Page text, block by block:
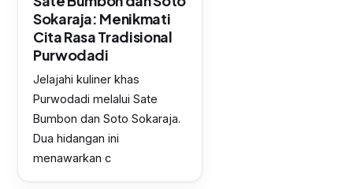
Sokaraja: Menikmati
Cita Rasa Tradisional
Purwodadi
Jelajahi kuliner khas
Purwodadi melalui Sate
Bumbon dan Soto Sokaraja.
Dua hidangan ini
menawarkan c